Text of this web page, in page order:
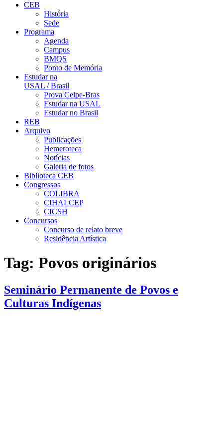
CEB
História
Sede
Programa
Agenda
Campus
BMQS
Ponto de Memória
Estudar na
USAL / Brasil
Prova Celpe-Bras
Estudar na USAL
Estudar no Brasil
REB
Arquivo
Publicações
Hemeroteca
Notícias
Galeria de fotos
Biblioteca CEB
Congressos
COLIBRA
CIHALCEP
CICSH
Concursos
Concurso de relato breve
Residência Artística
Tag: Povos originários
Seminário Permanente de Povos e
Culturas Indígenas